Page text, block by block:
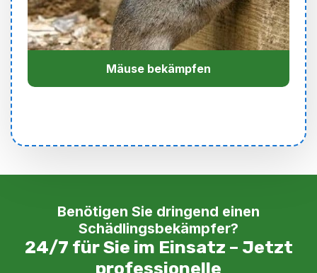
Mäuse bekämpfen
Benötigen Sie dringend einen
Schädlingsbekämpfer?
24/7 für Sie im Einsatz – Jetzt
professionelle